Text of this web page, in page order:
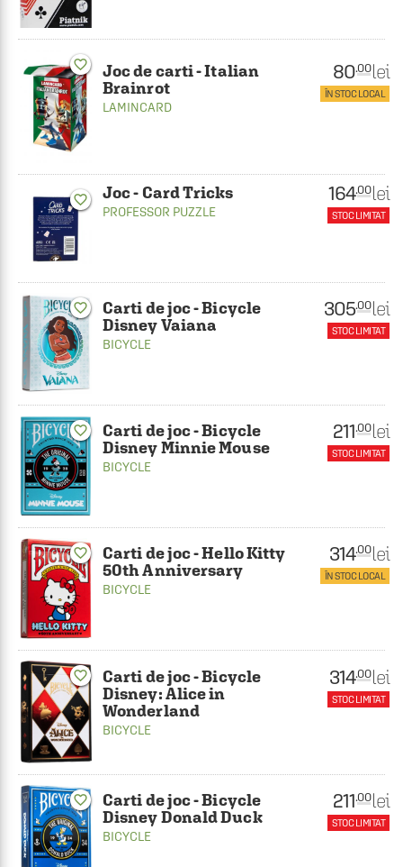
favorite_border
Joc de carti - Italian
Brainrot
LAMINCARD
80.00 lei
ÎN STOC LOCAL
favorite_border Joc - Card Tricks
PROFESSOR PUZZLE
164.00 lei
STOC LIMITAT
favorite_border
Carti de joc - Bicycle
Disney Vaiana
BICYCLE
305.00 lei
STOC LIMITAT
favorite_border
Carti de joc - Bicycle
Disney Minnie Mouse
BICYCLE
211.00 lei
STOC LIMITAT
favorite_border
Carti de joc - Hello Kitty
50th Anniversary
BICYCLE
314.00 lei
ÎN STOC LOCAL
favorite_border
Carti de joc - Bicycle
Disney: Alice in
Wonderland
BICYCLE
314.00 lei
STOC LIMITAT
favorite_border
Carti de joc - Bicycle
Disney Donald Duck
BICYCLE
211.00 lei
STOC LIMITAT